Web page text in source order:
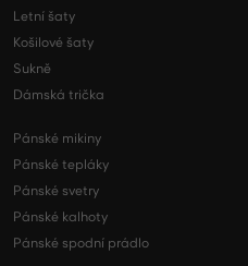
Letní šaty
Košilové šaty
Sukně
Dámská trička
Pánské mikiny
Pánské tepláky
Pánské svetry
Pánské kalhoty
Pánské spodní prádlo